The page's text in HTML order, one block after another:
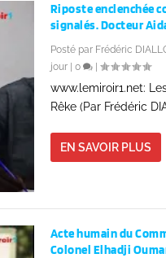
Riposte enclenchée
signalés. Docteur
Posté par Frédéric
jour| 0 |
www.lemiroir1.net:
Rêke (Par Frédéric
EN SAVOIR PLUS
Acte humain du
Colonel Elhadji